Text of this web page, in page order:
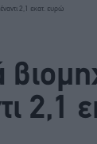
2,1 εκατ. ευρώ
2,1